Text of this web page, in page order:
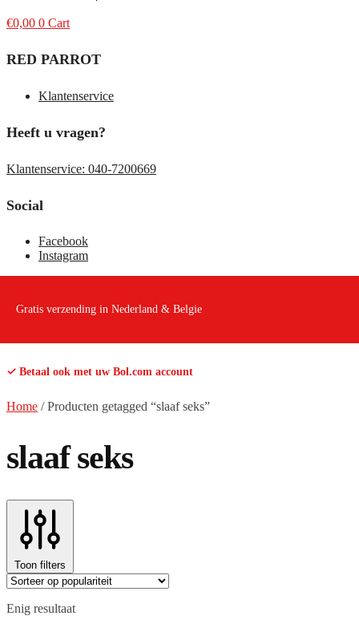
€0,00 0 Cart
RED PARROT
Klantenservice
Heeft u vragen?
Klantenservice: 040-7200669
Social
Facebook
Instagram
Gratis verzending in Nederland & Belgie
✓ Betaal ook met uw Bol.com account
Home /Producten getagged “slaaf seks”
slaaf seks
Toon filters
Enig resultaat